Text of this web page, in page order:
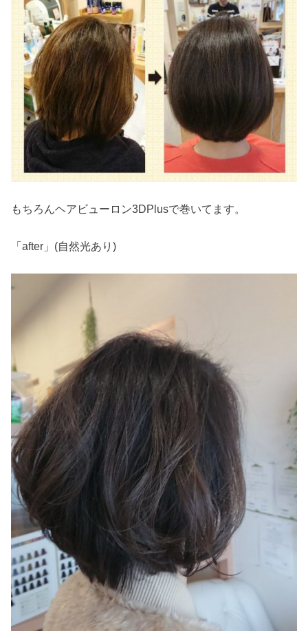
もちろんヘアビューロン3DPlusで巻いてます。
「after」(自然光あり)